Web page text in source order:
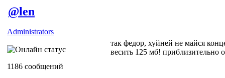
@len
Administrators
1186 сообщений
так федор, хуйней не майся
весить 125 мб! приблизительно